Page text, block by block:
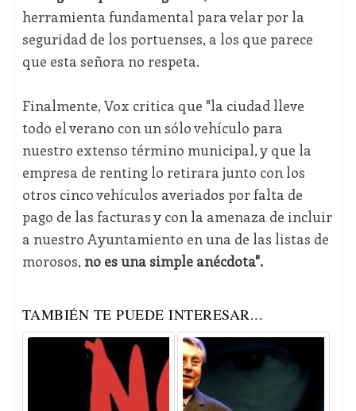
herramienta fundamental para velar por la
seguridad de los portuenses, a los que parece
que esta señora no respeta.
Finalmente, Vox critica que "la ciudad lleve
todo el verano con un sólo vehículo para
nuestro extenso término municipal, y que la
empresa de renting lo retirara junto con los
otros cinco vehículos averiados por falta de
pago de las facturas y con la amenaza de incluir
a nuestro Ayuntamiento en una de las listas de
morosos, no es una simple anécdota".
TAMBIÉN TE PUEDE INTERESAR...